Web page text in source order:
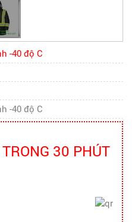
-40 độ C
-40 độ C
30 PHÚT